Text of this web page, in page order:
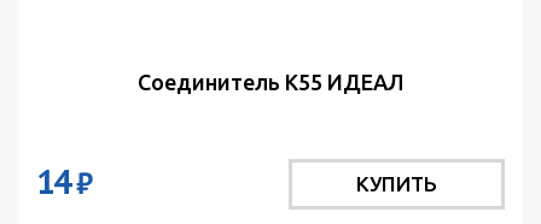
Соединитель К55 ИДЕАЛ
14₽ КУПИТЬ